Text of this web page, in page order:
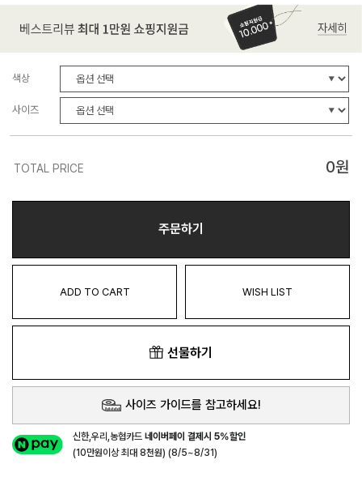
색상
사이즈
TOTAL PRICE 0원
주문하기
ADD TO CART WISH LIST
선물하기
사이즈 가이드를 참고하세요!
신한,우리,농협카드네이버페이 결제시 5%할인
(10만원이상 최대 8천원) (8/5~8/31)